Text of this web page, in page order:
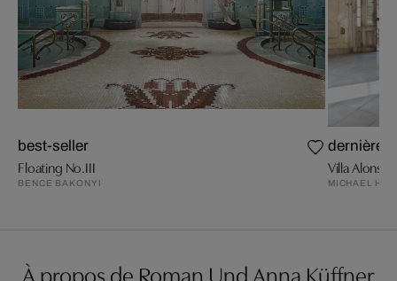
best-seller
Floating No.III
BENCE BAKONYI
dernières
Villa Alonso
MICHAEL
À propos de Roman Und Anna Küffner